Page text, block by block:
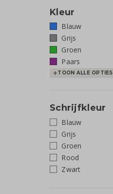
Kleur
Blauw
Grijs
Groen
Paars
TOON ALLE OPTIES
Schrijfkleur
Blauw
Grijs
Groen
Rood
Zwart